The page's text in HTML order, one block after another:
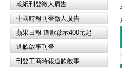
報紙刊登徵人廣告
中國時報刊登徵人廣告
蘋果日報 道歉啟示400元起
道歉啟事刊登
刊登工商時報道歉啟事